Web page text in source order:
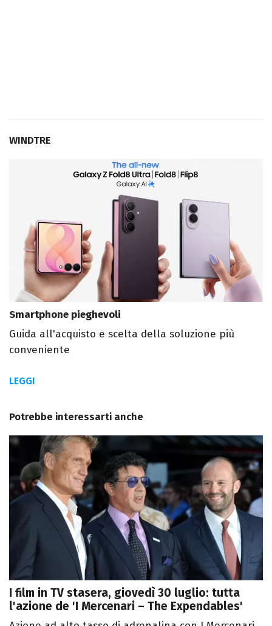
WINDTRE
Smartphone pieghevoli
Guida all'acquisto e scelta della soluzione più
conveniente
LEGGI
Potrebbe interessarti anche
I film in TV stasera, giovedì 30 luglio: tutta
l'azione de 'I Mercenari – The Expendables'